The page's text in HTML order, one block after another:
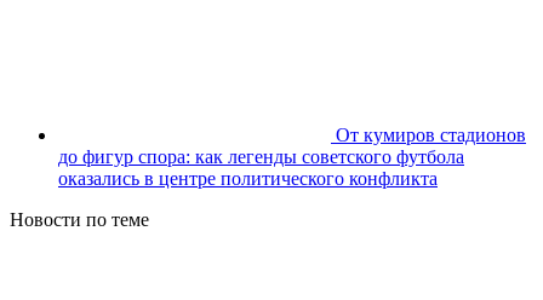
От кумиров стадионов
до фигур спора: как легенды советского футбола
оказались в центре политического конфликта
Новости по теме